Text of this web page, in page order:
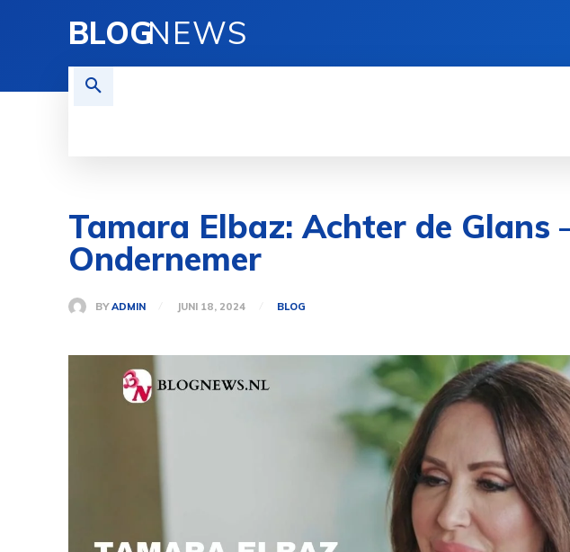
BLOGNEWS
Tamara Elbaz: Achter de
Ondernemer
BY ADMIN JUNI 18, 2024 BLOG